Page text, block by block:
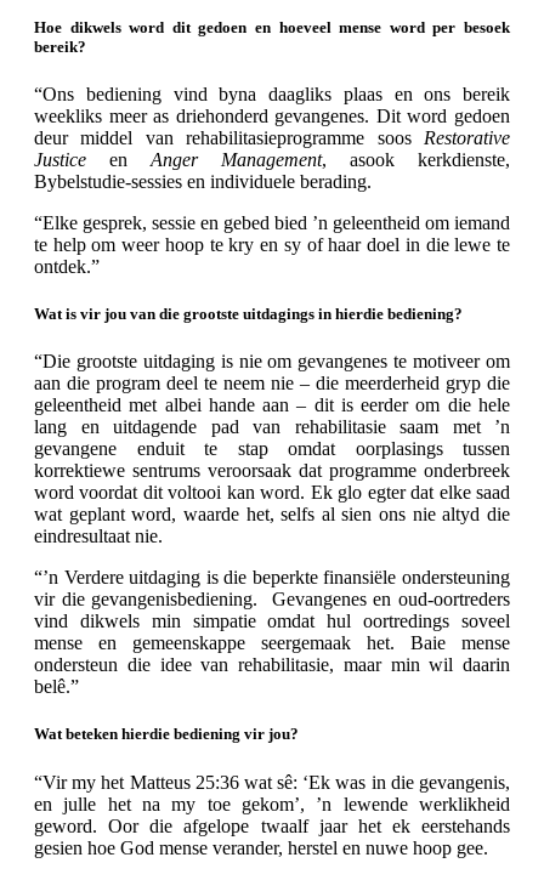
Hoe dikwels word dit gedoen en hoeveel mense word per besoek
bereik?
“Ons bediening vind byna daagliks plaas en ons bereik
weekliks meer as driehonderd gevangenes. Dit word gedoen
deur middel van rehabilitasieprogramme soos Restorative
Justice en Anger Management, asook kerkdienste,
Bybelstudie-sessies en individuele berading.
“Elke gesprek, sessie en gebed bied ’n geleentheid om iemand
te help om weer hoop te kry en sy of haar doel in die lewe te
ontdek.”
Wat is vir jou van die grootste uitdagings in hierdie bediening?
“Die grootste uitdaging is nie om gevangenes te motiveer om
aan die program deel te neem nie – die meerderheid gryp die
geleentheid met albei hande aan – dit is eerder om die hele
lang en uitdagende pad van rehabilitasie saam met ’n
gevangene enduit te stap omdat oorplasings tussen
korrektiewe sentrums veroorsaak dat programme onderbreek
word voordat dit voltooi kan word. Ek glo egter dat elke saad
wat geplant word, waarde het, selfs al sien ons nie altyd die
eindresultaat nie.
“’n Verdere uitdaging is die beperkte finansiële ondersteuning
vir die gevangenisbediening. Gevangenes en oud-oortreders
vind dikwels min simpatie omdat hul oortredings soveel
mense en gemeenskappe seergemaak het. Baie mense
ondersteun die idee van rehabilitasie, maar min wil daarin
belê.”
Wat beteken hierdie bediening vir jou?
“Vir my het Matteus 25:36 wat sê: ‘Ek was in die gevangenis,
en julle het na my toe gekom’, ’n lewende werklikheid
geword. Oor die afgelope twaalf jaar het ek eerstehands
gesien hoe God mense verander, herstel en nuwe hoop gee.